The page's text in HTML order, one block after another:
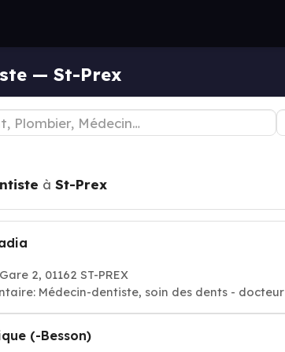
— St-Prex
à St-Prex
2, 01162 ST-PREX
Médecin-dentiste, soin des dents - docteur
(-Besson)